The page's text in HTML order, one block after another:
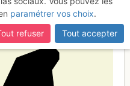
paramétrer vos choix.
refuser
Tout accepter